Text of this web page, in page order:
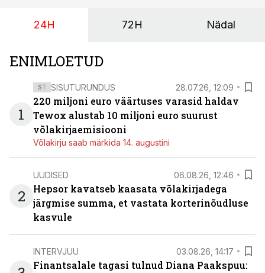
24H 72H Nädal
ENIMLOETUD
1
ST SISUTURUNDUS 28.07.26, 12:09
220 miljoni euro väärtuses varasid haldav
Tewox alustab 10 miljoni euro suurust
võlakirjaemisiooni
Võlakirju saab märkida 14. augustini
2
UUDISED 06.08.26, 12:46
Hepsor kavatseb kaasata võlakirjadega
järgmise summa, et vastata korterinõudluse
kasvule
INTERVJUU 03.08.26, 14:17
Finantsalale tagasi tulnud Diana Paakspuu: